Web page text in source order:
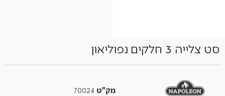
סט צלייה 3 חלקים נפוליאון
מק"ט